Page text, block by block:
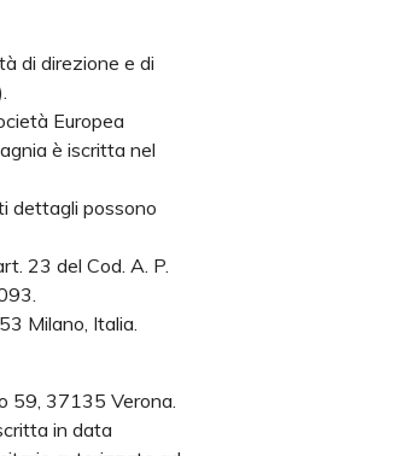
di direzione e di
Europea
è iscritta nel
dettagli possono
23 del Cod. A. P.
Milano, Italia.
59, 37135 Verona.
in data